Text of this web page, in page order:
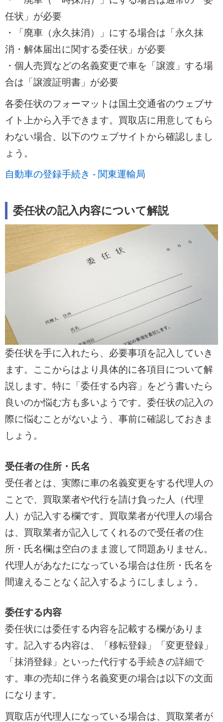
任状」が必要
・「廃車（永久抹消）」にする場合は「永久抹
消・解体届出に関する委任状」が必要
・個人売買などの名義変更で車を「譲渡」する場
合は「譲渡証明書」が必要
各委任状のフォーマットは国土交通省のウェブサ
イト上から入手できます。買取店に用意してもら
わない場合、以下のウェブサイトから確認しまし
ょう。
自動車の登録手続き - 関東運輸局
委任状の記入内容について解説
委任状を手に入れたら、必要事項を記入していき
ます。ここからはより具体的に各項目について解
説します。特に「委任する内容」をどう書いたら
良いのか悩む方も多いようです。委任状の記入の
際に悩むことがないよう、事前に確認しておきま
しょう。
受任者の住所・氏名
受任者とは、実際に車の名義変更をする代理人の
ことで、買取業者や代行を請け負った人（代理
人）が記入する欄です。買取業者が代理人の場合
は、買取業者が記入してくれるので受任者の住
所・氏名欄は空白のまま渡して問題ありません。
代理人があなたになっている場合は住所・氏名を
間違えることなく記入するようにしましょう。
委任する内容
委任状には委任する内容を記載する欄がありま
す。記入する内容は、「移転登録」「変更登録」
「抹消登録」といった代行する手続きの詳細で
す。車の売却に伴う名義変更の場合は以下の文面
になります。
買取店が代理人になっている場合は、買取業者が